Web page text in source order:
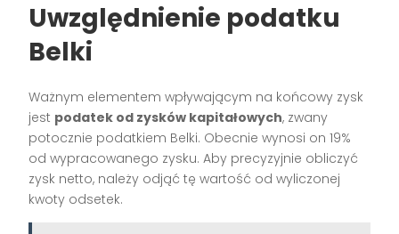
Uwzględnienie podatku
Belki
Ważnym elementem wpływającym na końcowy zysk
jest podatek od zysków kapitałowych, zwany
potocznie podatkiem Belki. Obecnie wynosi on 19%
od wypracowanego zysku. Aby precyzyjnie obliczyć
zysk netto, należy odjąć tę wartość od wyliczonej
kwoty odsetek.